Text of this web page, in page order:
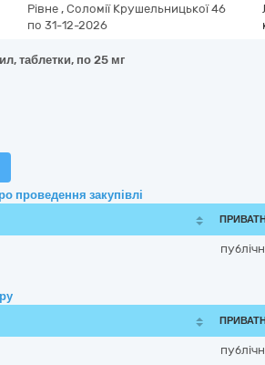
Рівне , Соломії Крушельницької 46
по 31-12-2026
таблетки, по 25 мг
проведення закупівлі